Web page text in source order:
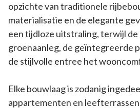
opzichte van traditionele
materialisatie en de elegante
een tijdloze uitstraling, terwijl
groenaanleg, de geïntegreerde
de stijlvolle entree het
Elke bouwlaag is zodanig
appartementen en